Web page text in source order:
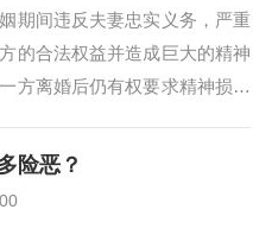
婚，后生...
期间违反夫妻忠实义务，严重
的合法权益并造成巨大的精神
方离婚后仍有权要求精神损害
议离婚，双方之女由小丽抚
险恶？